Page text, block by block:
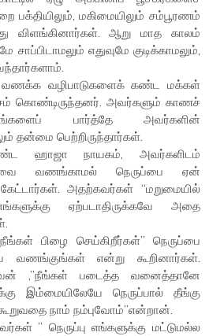
மகிமையிலும் சம்பூரணம்
விளங்கினார்கள். ஆறு மாத காலம்
எதுவுமே குடிக்காமலும்,
வழிபாடுகளைக் கண்ட மக்கள்
கொண்டிருந்தனர். அவர்களும் காணச்
பார்த்தே அவர்களின்
தன்மை பெற்றிருந்தார்கள்.
ஹாஜா நாயகம், அவர்களிடம்
வணங்காமல் நெருப்பை ஏன்
அதற்கவர்கள் “மறுமையில்
ஏற்படாதிருக்கவே அதை
பிழை செய்கிறீர்கள்” நெருப்பை
என்று கூறினார்கள்.
,”நீங்கள் படைத்த வனைத்தானே
இம்மையிலேயே நெருப்பால் தீங்கு
நாம் நம்புவோம்”என்றான்.
” நெருப்பு எங்களுக்கு மட்டுமல்ல